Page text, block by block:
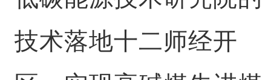
技术落地十二师经开